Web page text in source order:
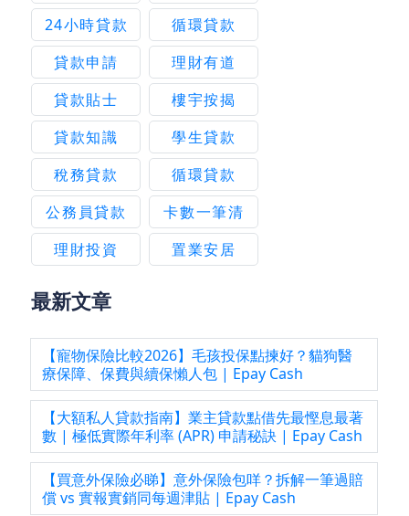
24小時貸款
循環貸款
貸款申請
理財有道
貸款貼士
樓宇按揭
貸款知識
學生貸款
稅務貸款
循環貸款
公務員貸款
卡數一筆清
理財投資
置業安居
最新文章
【寵物保險比較2026】毛孩投保點揀好？貓狗醫
療保障、保費與續保懶人包 | Epay Cash
【大額私人貸款指南】業主貸款點借先最慳息最著
數 | 極低實際年利率 (APR) 申請秘訣 | Epay Cash
【買意外保險必睇】意外保險包咩？拆解一筆過賠
償 vs 實報實銷同每週津貼 | Epay Cash